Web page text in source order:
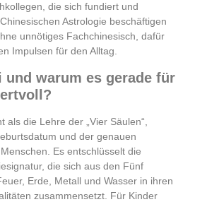
die sich fundiert und
Astrologie beschäftigen
unnötiges Fachchinesisch, dafür
Impulsen für den Alltag.
und warum es gerade für
als die Lehre der „Vier Säulen“,
und der genauen
Es entschlüsselt die
die sich aus den Fünf
Erde, Metall und Wasser in ihren
zusammensetzt. Für Kinder